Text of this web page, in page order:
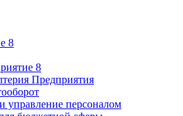
8
8
Предприятия
управление персоналом